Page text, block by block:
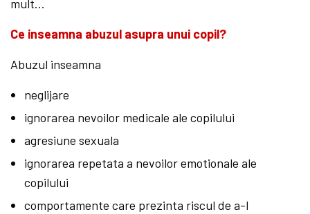
mult…
Ce inseamna abuzul asupra unui copil?
Abuzul inseamna
neglijare
ignorarea nevoilor medicale ale copilului
agresiune sexuala
ignorarea repetata a nevoilor emotionale ale
copilului
comportamente care prezinta riscul de a-l